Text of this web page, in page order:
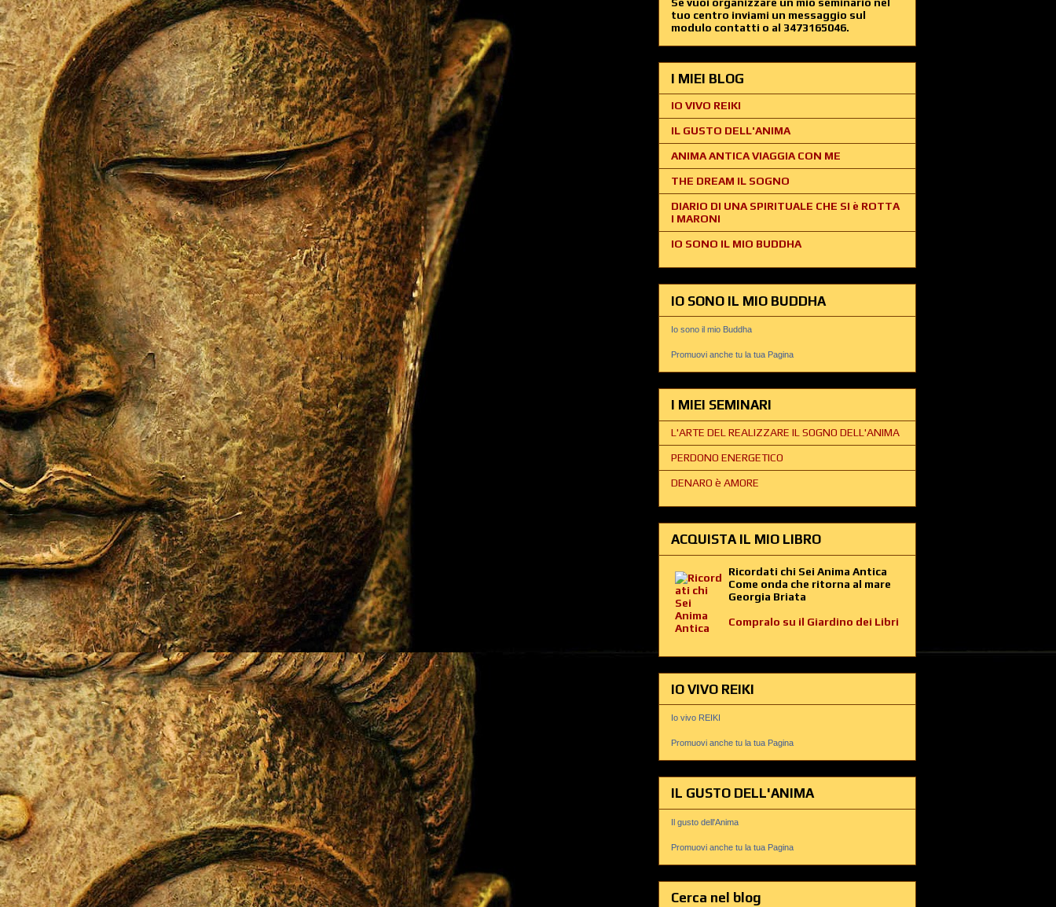
tuo centro inviami un messaggio sul
modulo contatti o al 3473165046.
I MIEI BLOG
IO VIVO REIKI
IL GUSTO DELL'ANIMA
ANIMA ANTICA VIAGGIA CON ME
THE DREAM IL SOGNO
DIARIO DI UNA SPIRITUALE CHE SI è ROTTA
I MARONI
IO SONO IL MIO BUDDHA
IO SONO IL MIO BUDDHA
Io sono il mio Buddha
Promuovi anche tu la tua Pagina
I MIEI SEMINARI
L'ARTE DEL REALIZZARE IL SOGNO DELL'ANIMA
PERDONO ENERGETICO
DENARO è AMORE
ACQUISTA IL MIO LIBRO
Ricordati chi Sei Anima Antica
Come onda che ritorna al mare
Georgia Briata
Compralo su il Giardino dei Libri
IO VIVO REIKI
Io vivo REIKI
Promuovi anche tu la tua Pagina
IL GUSTO DELL'ANIMA
Il gusto dell'Anima
Promuovi anche tu la tua Pagina
Cerca nel blog